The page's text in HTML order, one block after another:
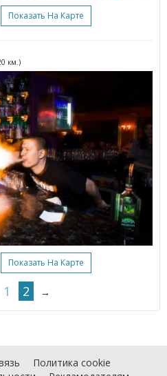
Показать На Карте
км.)
Показать На Карте
1 2 →
Политика cookie